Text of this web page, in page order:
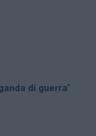
di guerra"